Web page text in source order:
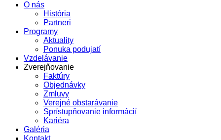
O nás
História
Partneri
Programy
Aktuality
Ponuka podujatí
Vzdelávanie
Zverejňovanie
Faktúry
Objednávky
Zmluvy
Verejné obstarávanie
Sprístupňovanie informácií
Kariéra
Galéria
Kontakt